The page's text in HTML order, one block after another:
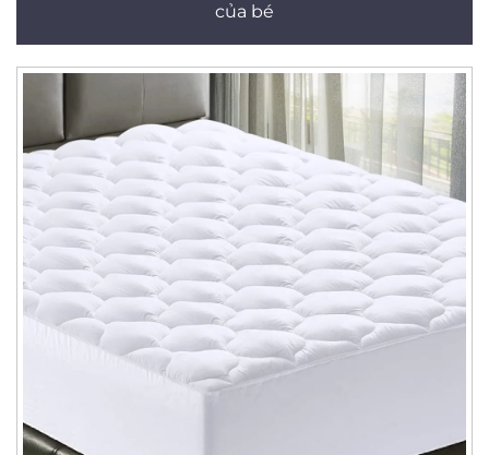
của bé